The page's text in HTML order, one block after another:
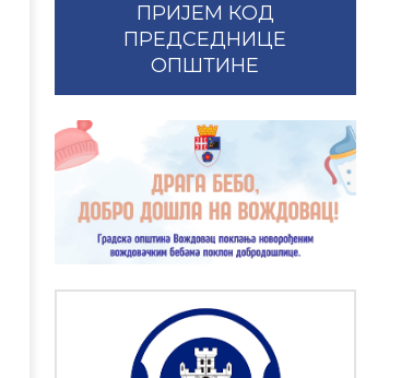
ПРИЈЕМ КОД
ПРЕДСЕДНИЦЕ
ОПШТИНЕ